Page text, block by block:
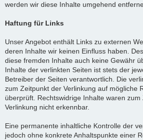
werden wir diese Inhalte umgehend
Haftung für Links
Unser Angebot enthält Links zu externen
deren Inhalte wir keinen Einfluss haben.
diese fremden Inhalte auch keine Gewähr
Inhalte der verlinkten Seiten ist stets der
Betreiber der Seiten verantwortlich. Die
zum Zeitpunkt der Verlinkung auf mögliche
überprüft. Rechtswidrige Inhalte waren
Verlinkung nicht erkennbar.
Eine permanente inhaltliche Kontrolle der
jedoch ohne konkrete Anhaltspunkte einer